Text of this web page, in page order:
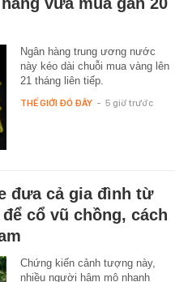
Ngân hàng trung ương nước
này kéo dài chuỗi mua vàng lên
21 tháng liên tiếp.
THẾ GIỚI ĐÓ ĐÂY - 5 giờ trước
đưa cả gia đình từ
cổ vũ chồng, cách
Chứng kiến cảnh tượng này,
nhiều người hâm mộ nhanh